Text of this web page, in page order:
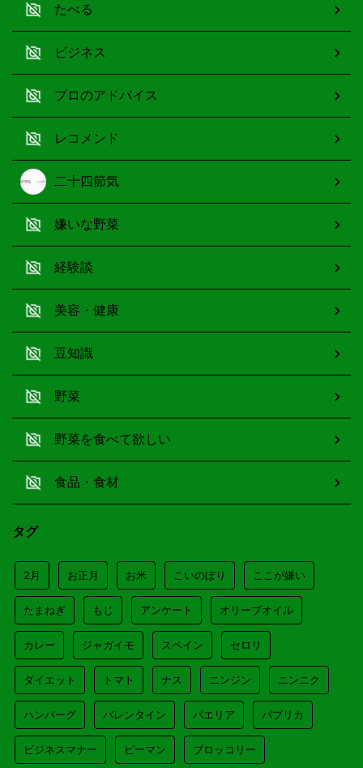
たべる
ビジネス
プロのアドバイス
レコメンド
二十四節気
嫌いな野菜
経験談
美容・健康
豆知識
野菜
野菜を食べて欲しい
食品・食材
タグ
2月 お正月 お米 こいのぼり ここが嫌い
たまねぎ もじ アンケート オリーブオイル
カレー ジャガイモ スペイン セロリ
ダイエット トマト ナス ニンジン ニンニク
ハンバーグ バレンタイン パエリア パプリカ
ビジネスマナー ピーマン ブロッコリー